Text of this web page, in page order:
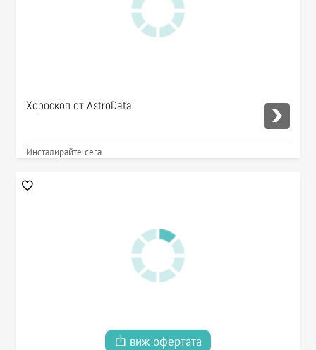
Хороскоп от AstroData
Инсталирайте сега
виж офертата